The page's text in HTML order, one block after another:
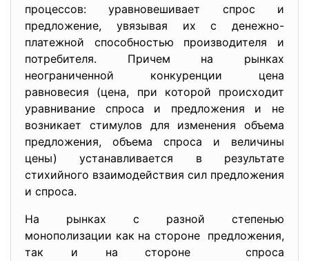
процессов: уравновешивает спрос и
предложение, увязывая их с денежно-
платежной способностью производителя и
потребителя. Причем на рынках
неограниченной конкуренции цена
равновесия (цена, при которой происходит
уравнивание спроса и предложения и не
возникает стимулов для изменения объема
предложения, объема спроса и величины
цены) устанавливается в результате
стихийного взаимодействия сил предложения
и спроса.
На рынках с разной степенью
монополизации как на стороне предложения,
так и на стороне спроса